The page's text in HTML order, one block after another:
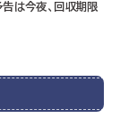
は今夜、回収期限